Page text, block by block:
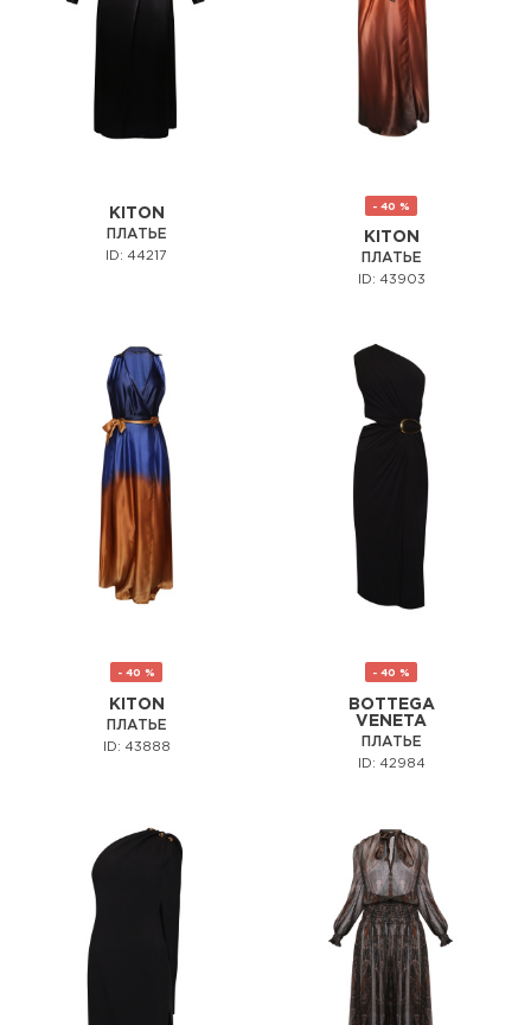
KITON
ПЛАТЬЕ
ID: 44217
- 40 %
KITON
ПЛАТЬЕ
ID: 43903
- 40 %
KITON
ПЛАТЬЕ
ID: 43888
- 40 %
BOTTEGA
VENETA
ПЛАТЬЕ
ID: 42984